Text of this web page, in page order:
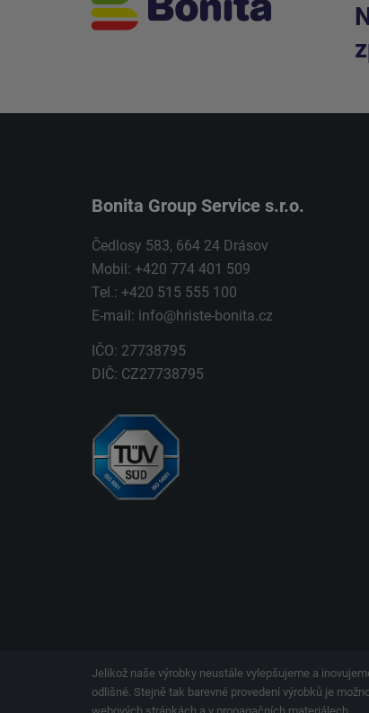
Bonita Group Service s.r.o.
Čedlosy 583, 664 24 Drásov
Mobil: +420 774 401 509
Tel.: +420 515 555 100
E-mail: info@hriste-bonita.cz
IČO: 27738795
DIČ: CZ27738795
Jelikož naše výrobky neustále vylepšujeme a
odlišné. Stejně tak barevné provedení výrobků je